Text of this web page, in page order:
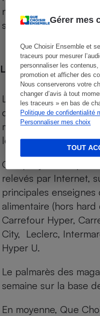
Gérer mes
Que Choisir Ensemble et
traceurs pour mesurer
personnaliser les
promotion et afficher des
Nous conserverons votre
changer d’avis à tout
les traceurs » en bas de
Politique de confidentialité
Personnaliser mes choix
TOUT
niveau de prix des
sur le territoire
Les comparaisons
Les comparaisons
des produits des
marques de
leurs équivalents
Chaque jour, les prix
relevés par Internet,
principales
alimentaire (hors
Carrefour Hyper,
City, Leclerc,
Hyper U.
Le palmarès des
semaine sur la base
En moyenne, Que